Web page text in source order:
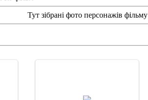
Тут зібрані фото персонажів фільму